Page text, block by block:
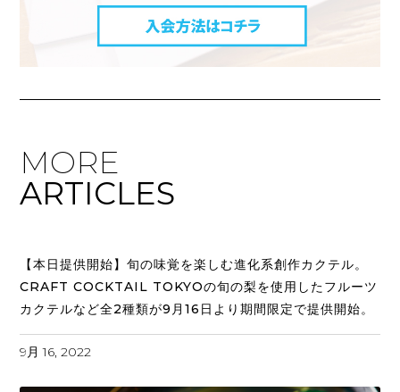
MORE
ARTICLES
【本日提供開始】旬の味覚を楽しむ進化系創作カクテル。
CRAFT COCKTAIL TOKYOの旬の梨を使用したフルーツ
カクテルなど全2種類が9月16日より期間限定で提供開始。
9月 16, 2022